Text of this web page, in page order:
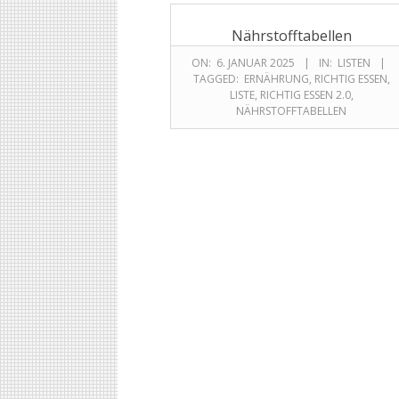
Nährstofftabellen
ON: 6. JANUAR 2025 IN: LISTEN
TAGGED: ERNÄHRUNG, RICHTIG ESSEN,
LISTE, RICHTIG ESSEN 2.0,
NÄHRSTOFFTABELLEN